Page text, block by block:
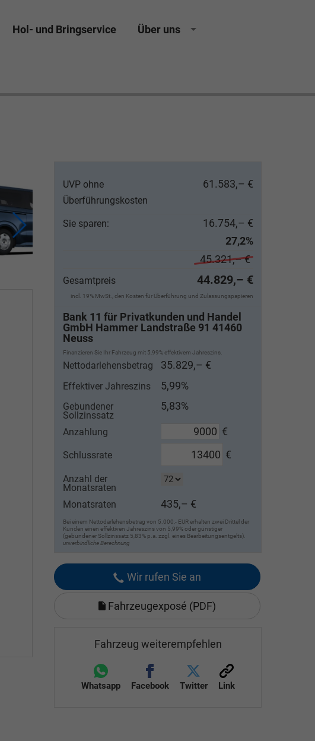
Hol- und Bringservice Über uns
UVP ohne
Überführungskosten
61.583,– €
Sie sparen:
16.754,– €
27,2%
45.321,– €
Gesamtpreis 44.829,– €
incl. 19% MwSt., den Kosten für Überführung und Zulassungspapieren
Bank 11 für Privatkunden und Handel
GmbH Hammer Landstraße 91 41460
Neuss
Finanzieren Sie Ihr Fahrzeug mit 5,99% effektivem Jahreszins.
Nettodarlehensbetrag 35.829,– €
Effektiver Jahreszins 5,99%
Gebundener
Sollzinssatz
5,83%
Anzahlung €
Schlussrate €
Anzahl der
Monatsraten
Monatsraten
435,– €
Bei einem Nettodarlehensbetrag von 5.000,- EUR erhalten zwei Drittel der
Kunden einen effektiven Jahreszins von 5,99% oder günstiger
(gebundener Sollzinssatz 5,83% p.a. zzgl. eines Bearbeitungsentgelts).
unverbindliche Berechnung
Wir rufen Sie an
Fahrzeugexposé (PDF)
Fahrzeug weiterempfehlen
Whatsapp Facebook Twitter Link